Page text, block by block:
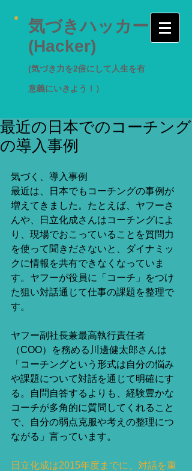
気づきハッカー
(Hacker)
(気づき力を2倍にして人生を有
意義にいきよう！）
最近の日本でのコーチング
の導入事例
気づく、導入事例
最近は、日本でもコーチングの事例が
増えてきました。たとえば、ヤフーさ
んや、日立化成さんはコーチングによ
り、現場でおこっていることを質問力
を使って聞きださないと、ダイナミッ
クに情報を共有できなくなっていま
す。ヤフーが役員に「コーチ」をつけ
た狙い対話通じて仕事の課題を整理で
す。
ヤフー副社長兼最高執行責任者
（COO）を務める川邊健太郎さんは
「コーチングという形式は自分の悩み
や課題について対話を通じて明確にす
る。自問自答するよりも、経験豊かな
コーチが多角的に質問してくれること
で、自分の弱点克服や考えの整理につ
ながる」言っています。
日立化成は2015年度までに、対話を重